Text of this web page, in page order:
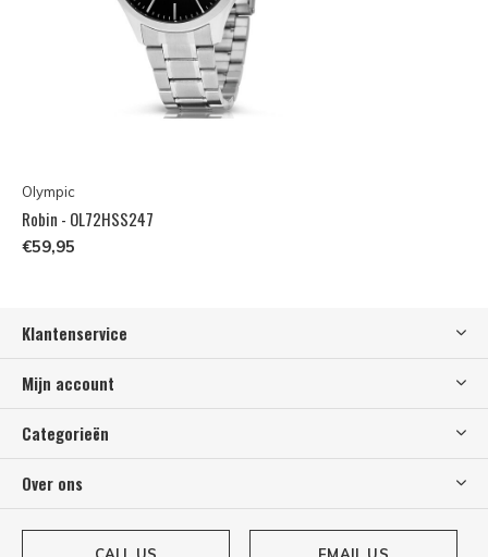
Olympic
Robin - OL72HSS247
€59,95
Klantenservice
Mijn account
Categorieën
Over ons